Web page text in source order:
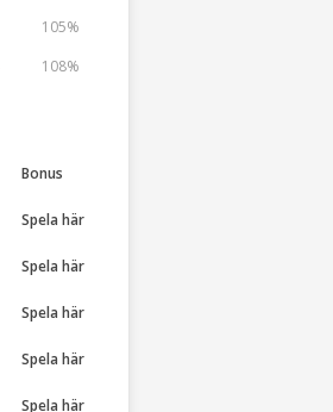
105%
108%
Bonus
Spela här
Spela här
Spela här
Spela här
Spela här